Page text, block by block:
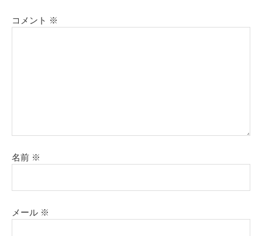
コメント ※
名前 ※
メール ※